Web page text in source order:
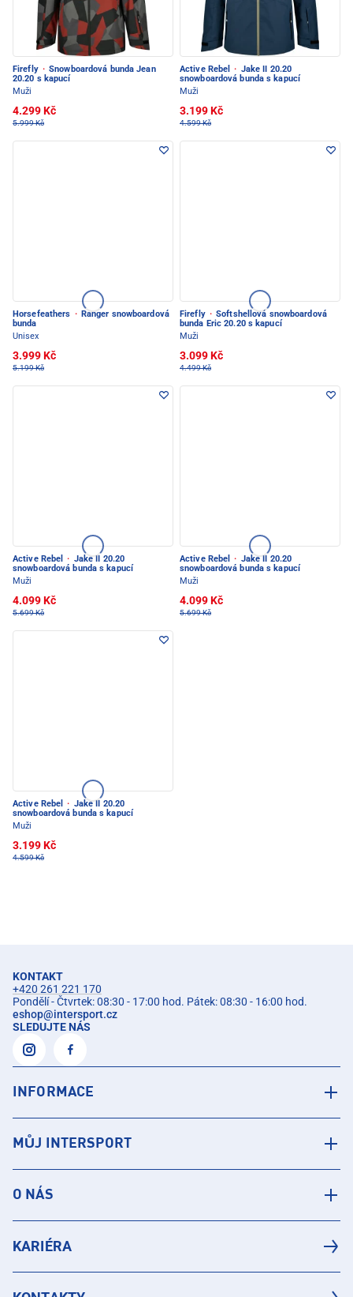
Firefly · Snowboardová bunda Jean
20.20 s kapucí
Muži
4.299 Kč
5.999 Kč
Active Rebel · Jake II 20.20
snowboardová bunda s kapucí
Muži
3.199 Kč
4.599 Kč
Horsefeathers · Ranger snowboardová
bunda
Unisex
3.999 Kč
5.199 Kč
Firefly · Softshellová snowboardová
bunda Eric 20.20 s kapucí
Muži
3.099 Kč
4.499 Kč
Active Rebel · Jake II 20.20
snowboardová bunda s kapucí
Muži
4.099 Kč
5.699 Kč
Active Rebel · Jake II 20.20
snowboardová bunda s kapucí
Muži
4.099 Kč
5.699 Kč
Active Rebel · Jake II 20.20
snowboardová bunda s kapucí
Muži
3.199 Kč
4.599 Kč
KONTAKT
+420 261 221 170
Pondělí - Čtvrtek: 08:30 - 17:00 hod. Pátek: 08:30 - 16:00 hod.
eshop@intersport.cz
SLEDUJTE NÁS
INFORMACE
MŮJ INTERSPORT
O NÁS
KARIÉRA